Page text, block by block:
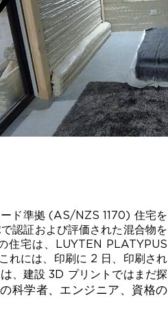
ド準拠 (AS/NZS 1170) 住宅を
認証および評価された混合物を
住宅は、LUYTEN PLATYPUS
れには、印刷に 2 日、印刷され
、建設 3D プリントではまだ探
科学者、エンジニア、資格の